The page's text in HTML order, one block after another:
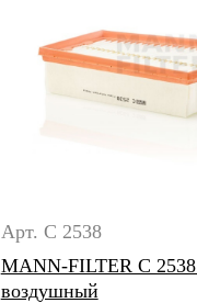
Арт. C 2538
MANN-FILTER C
воздушный